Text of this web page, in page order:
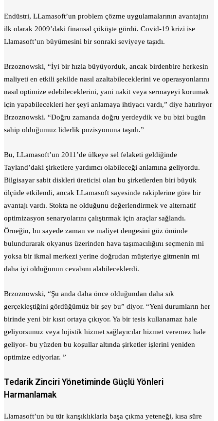
Endüstri, LLamasoft’un problem çözme uygulamalarının avantajını
ilk olarak 2009’daki finansal çöküşte gördü. Covid-19 krizi ise
Llamasoft’un büyümesini bir sonraki seviyeye taşıdı.
Brzoznowski, “İyi bir hızla büyüyorduk, ancak birdenbire herkesin
maliyeti en etkili şekilde nasıl azaltabileceklerini ve operasyonlarını
nasıl optimize edebileceklerini, yani nakit veya sermayeyi korumak
için yapabilecekleri her şeyi anlamaya ihtiyacı vardı,” diye hatırlıyor
Brzoznowski. “Doğru zamanda doğru yerdeydik ve bu bizi bugün
sahip olduğumuz liderlik pozisyonuna taşıdı.”
Bu, LLamasoft’un 2011’de ülkeye sel felaketi geldiğinde
Tayland’daki şirketlere yardımcı olabileceği anlamına geliyordu.
Bilgisayar sabit diskleri üreticisi olan bu şirketlerden biri büyük
ölçüde etkilendi, ancak LLamasoft sayesinde rakiplerine göre bir
avantajı vardı. Stokta ne olduğunu değerlendirmek ve alternatif
optimizasyon senaryolarını çalıştırmak için araçlar sağlandı.
Örneğin, bu sayede zaman ve maliyet dengesini göz önünde
bulundurarak okyanus üzerinden hava taşımacılığını seçmenin mi
yoksa bir ikmal merkezi yerine doğrudan müşteriye gitmenin mi
daha iyi olduğunun cevabını alabileceklerdi.
Brzoznowski, “Şu anda daha önce olduğundan daha sık
gerçekleştiğini gördüğümüz bir şey bu” diyor. “Yeni durumların her
birinde yeni bir kısıt ortaya çıkıyor. Ya bir tesis kullanamaz hale
geliyorsunuz veya lojistik hizmet sağlayıcılar hizmet veremez hale
geliyor- bu yüzden bu koşullar altında şirketler işlerini yeniden
optimize ediyorlar. ”
Tedarik Zinciri Yönetiminde Güçlü Yönleri
Harmanlamak
Llamasoft’un bu tür karışıklıklarla başa çıkma yeteneği, kısa süre